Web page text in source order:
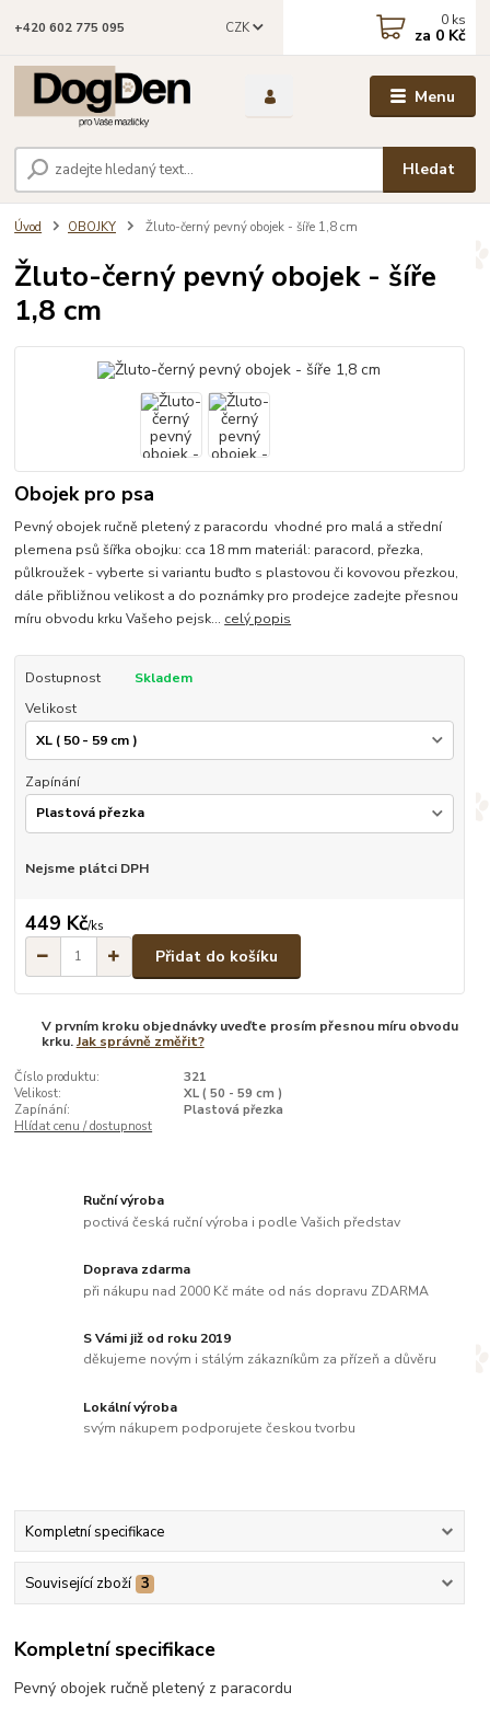
Menu
CZK
Hledat
+420 602 775 095 0 ks
za 0 Kč
Úvod OBOJKY Žluto-černý pevný obojek - šíře 1,8 cm
Žluto-černý pevný obojek - šíře
1,8 cm
Obojek pro psa
Pevný obojek ručně pletený z paracordu vhodné pro malá a střední
plemena psů šířka obojku: cca 18 mm materiál: paracord, přezka,
půlkroužek - vyberte si variantu buďto s plastovou či kovovou přezkou,
dále přibližnou velikost a do poznámky pro prodejce zadejte přesnou
míru obvodu krku Vašeho pejsk... celý popis
Dostupnost
Skladem
Velikost
Zapínání
Nejsme plátci DPH
449 Kč/ks
Přidat do košíku
V prvním kroku objednávky uveďte prosím přesnou míru obvodu
krku.Jak správně změřit?
Číslo produktu:
321
Velikost:
XL ( 50 - 59 cm )
Zapínání:
Plastová přezka
Hlídat cenu / dostupnost
Ruční výroba
poctivá česká ruční výroba i podle Vašich představ
Doprava zdarma
při nákupu nad 2000 Kč máte od nás dopravu ZDARMA
S Vámi již od roku 2019
děkujeme novým i stálým zákazníkům za přízeň a důvěru
Lokální výroba
svým nákupem podporujete českou tvorbu
Kompletní specifikace
Související zboží 3
Kompletní specifikace
Pevný obojek ručně pletený z paracordu